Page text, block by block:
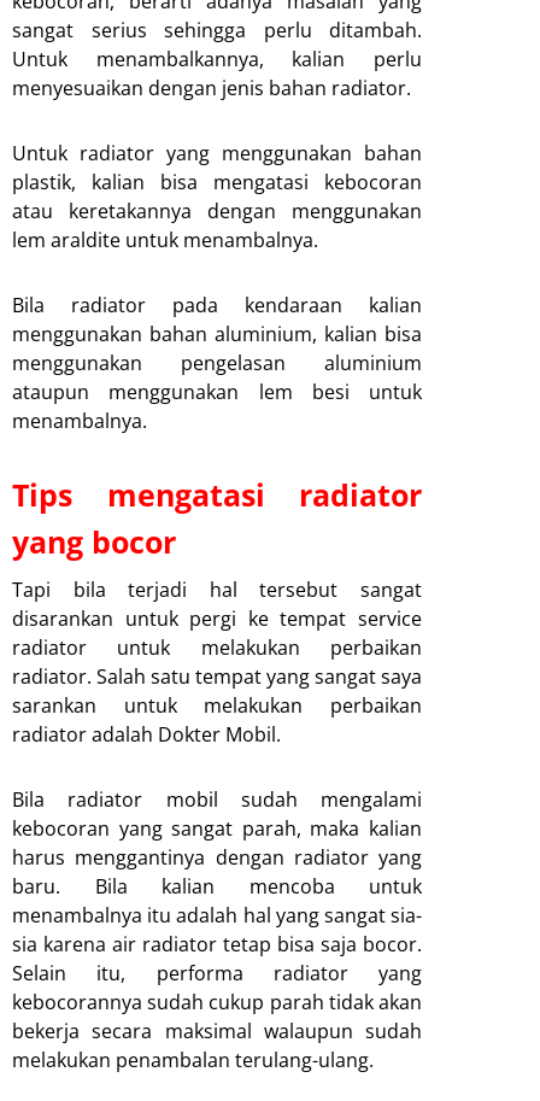
sangat serius sehingga perlu ditambah.
Untuk menambalkannya, kalian perlu
menyesuaikan dengan jenis bahan radiator.
Untuk radiator yang menggunakan bahan
plastik, kalian bisa mengatasi kebocoran
atau keretakannya dengan menggunakan
lem araldite untuk menambalnya.
Bila radiator pada kendaraan kalian
menggunakan bahan aluminium, kalian bisa
menggunakan pengelasan aluminium
ataupun menggunakan lem besi untuk
menambalnya.
Tips mengatasi radiator
yang bocor
Tapi bila terjadi hal tersebut sangat
disarankan untuk pergi ke tempat service
radiator untuk melakukan perbaikan
radiator. Salah satu tempat yang sangat saya
sarankan untuk melakukan perbaikan
radiator adalah Dokter Mobil.
Bila radiator mobil sudah mengalami
kebocoran yang sangat parah, maka kalian
harus menggantinya dengan radiator yang
baru. Bila kalian mencoba untuk
menambalnya itu adalah hal yang sangat sia-
sia karena air radiator tetap bisa saja bocor.
Selain itu, performa radiator yang
kebocorannya sudah cukup parah tidak akan
bekerja secara maksimal walaupun sudah
melakukan penambalan terulang-ulang.